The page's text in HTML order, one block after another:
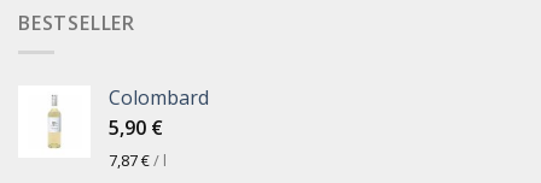
BESTSELLER
Colombard
5,90 €
7,87€/ l